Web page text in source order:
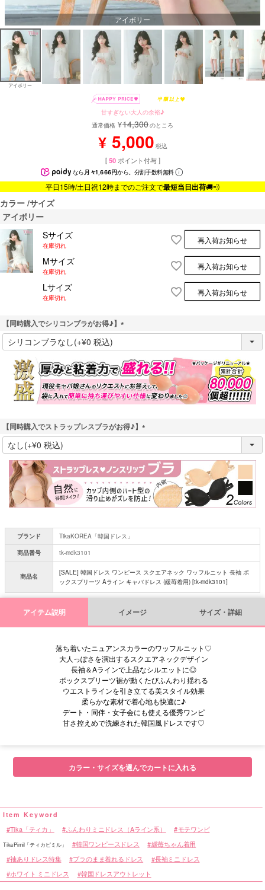
アイボリー
アイボリー
甘すぎない大人の余裕♪
通常価格 ¥14,300のところ
¥ 5,000 税込
[ 50 ポイント付与 ]
なら月々1,666円から。分割手数料無料
平日15時/土日祝12時までのご注文で最短当日出荷🚚💨
カラー サイズ
アイボリー
Sサイズ
在庫切れ
再入荷お知らせ
Mサイズ
在庫切れ
再入荷お知らせ
Lサイズ
在庫切れ
再入荷お知らせ
【同時購入でシリコンブラがお得♪】
(
)
【同時購入でストラップレスブラがお得♪】
(
須
)
ブランド
TikaKOREA「韓国ドレス」
商品番号
tk-mdk3101
商品名
[SALE] 韓国ドレス ワンピース スクエアネック ワッフルニット 長袖 ボ
ックスプリーツ Aライン キャバドレス (緩苺着用) [tk-mdk3101]
アイテム説明 イメージ サイズ・詳細
落ち着いたニュアンスカラーのワッフルニット♡
大人っぽさを演出するスクエアネックデザイン
長袖＆Aラインで上品なシルエットに◎
ボックスプリーツ裾が動くたびふんわり揺れる
ウエストラインを引き立てる美スタイル効果
柔らかな素材で着心地も快適に♪
デート・同伴・女子会にも使える優秀ワンピ
甘さ控えめで洗練された韓国風ドレスです♡
カラー・サイズを選んでカートに入れる
Tika「ティカ」 ふんわりミニドレス（Aライン系） モテワンピ
TikaPimil「ティカピミル」 韓国ワンピースドレス 緩苺ちゃん着用
袖ありドレス特集 ブラのまま着れるドレス
長袖ミニドレス
ホワイト ミニドレス
韓国ドレスアウトレット